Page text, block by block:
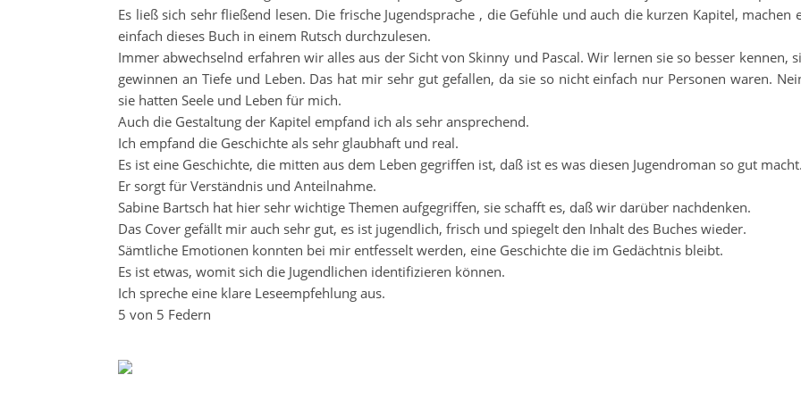
Es ließ sich sehr fließend lesen. Die frische Jugendsprache , die Gefühle und auch die kurzen Kapitel, machen
einfach dieses Buch in einem Rutsch durchzulesen.
Immer abwechselnd erfahren wir alles aus der Sicht von Skinny und Pascal. Wir lernen sie so besser kennen,
gewinnen an Tiefe und Leben. Das hat mir sehr gut gefallen, da sie so nicht einfach nur Personen waren.
sie hatten Seele und Leben für mich.
Auch die Gestaltung der Kapitel empfand ich als sehr ansprechend.
Ich empfand die Geschichte als sehr glaubhaft und real.
Es ist eine Geschichte, die mitten aus dem Leben gegriffen ist, daß ist es was diesen Jugendroman so gut macht.
Er sorgt für Verständnis und Anteilnahme.
Sabine Bartsch hat hier sehr wichtige Themen aufgegriffen, sie schafft es, daß wir darüber nachdenken.
Das Cover gefällt mir auch sehr gut, es ist jugendlich, frisch und spiegelt den Inhalt des Buches wieder.
Sämtliche Emotionen konnten bei mir entfesselt werden, eine Geschichte die im Gedächtnis bleibt.
Es ist etwas, womit sich die Jugendlichen identifizieren können.
Ich spreche eine klare Leseempfehlung aus.
5 von 5 Federn